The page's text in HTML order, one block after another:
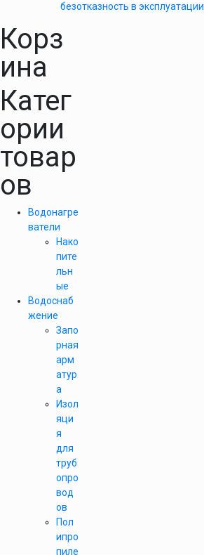
безотказность в эксплуатации
Корз
ина
Катег
ории
товар
ов
Водонагре
ватели
Нако
пите
льн
ые
Водоснаб
жение
Запо
рная
арм
атур
а
Изол
яци
я
для
труб
опро
вод
ов
Пол
ипро
пиле